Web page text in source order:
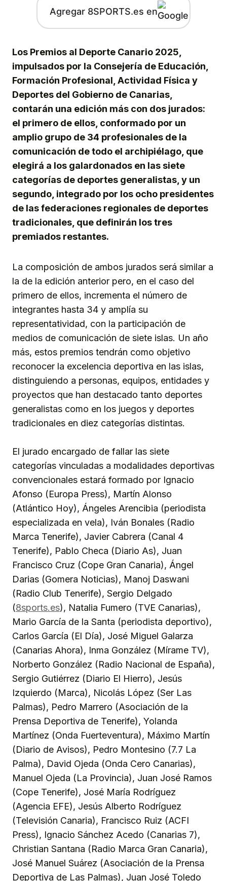
Agregar 8SPORTS.es en
Los Premios al Deporte Canario 2025,
impulsados por la Consejería de Educación,
Formación Profesional, Actividad Física y
Deportes del Gobierno de Canarias,
contarán una edición más con dos jurados:
el primero de ellos, conformado por un
amplio grupo de 34 profesionales de la
comunicación de todo el archipiélago, que
elegirá a los galardonados en las siete
categorías de deportes generalistas, y un
segundo, integrado por los ocho presidentes
de las federaciones regionales de deportes
tradicionales, que definirán los tres
premiados restantes.
La composición de ambos jurados será similar a
la de la edición anterior pero, en el caso del
primero de ellos, incrementa el número de
integrantes hasta 34 y amplía su
representatividad, con la participación de
medios de comunicación de siete islas. Un año
más, estos premios tendrán como objetivo
reconocer la excelencia deportiva en las islas,
distinguiendo a personas, equipos, entidades y
proyectos que han destacado tanto deportes
generalistas como en los juegos y deportes
tradicionales en diez categorías distintas.
El jurado encargado de fallar las siete
categorías vinculadas a modalidades deportivas
convencionales estará formado por Ignacio
Afonso (Europa Press), Martín Alonso
(Atlántico Hoy), Ángeles Arencibia (periodista
especializada en vela), Iván Bonales (Radio
Marca Tenerife), Javier Cabrera (Canal 4
Tenerife), Pablo Checa (Diario As), Juan
Francisco Cruz (Cope Gran Canaria), Ángel
Darias (Gomera Noticias), Manoj Daswani
(Radio Club Tenerife), Sergio Delgado
(8sports.es), Natalia Fumero (TVE Canarias),
Mario García de la Santa (periodista deportivo),
Carlos García (El Día), José Miguel Galarza
(Canarias Ahora), Inma González (Mírame TV),
Norberto González (Radio Nacional de España),
Sergio Gutiérrez (Diario El Hierro), Jesús
Izquierdo (Marca), Nicolás López (Ser Las
Palmas), Pedro Marrero (Asociación de la
Prensa Deportiva de Tenerife), Yolanda
Martínez (Onda Fuerteventura), Máximo Martín
(Diario de Avisos), Pedro Montesino (7.7 La
Palma), David Ojeda (Onda Cero Canarias),
Manuel Ojeda (La Provincia), Juan José Ramos
(Cope Tenerife), José María Rodríguez
(Agencia EFE), Jesús Alberto Rodríguez
(Televisión Canaria), Francisco Ruiz (ACFI
Press), Ignacio Sánchez Acedo (Canarias 7),
Christian Santana (Radio Marca Gran Canaria),
José Manuel Suárez (Asociación de la Prensa
Deportiva de Las Palmas), Juan José Toledo